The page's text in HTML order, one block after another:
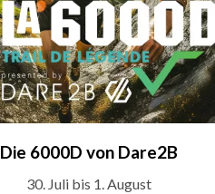
Die 6000D von Dare2B
30. Juli bis 1. August